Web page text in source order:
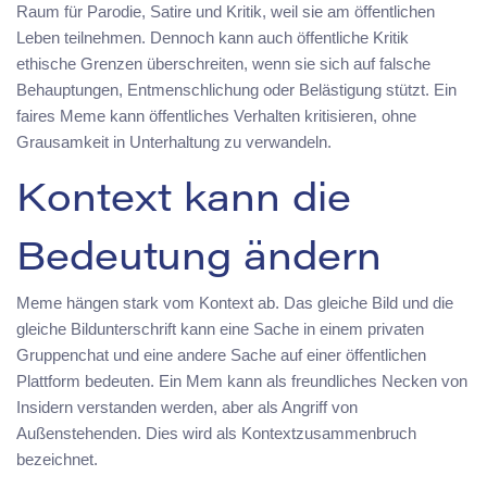
Raum für Parodie, Satire und Kritik, weil sie am öffentlichen
Leben teilnehmen. Dennoch kann auch öffentliche Kritik
ethische Grenzen überschreiten, wenn sie sich auf falsche
Behauptungen, Entmenschlichung oder Belästigung stützt. Ein
faires Meme kann öffentliches Verhalten kritisieren, ohne
Grausamkeit in Unterhaltung zu verwandeln.
Kontext kann die
Bedeutung ändern
Meme hängen stark vom Kontext ab. Das gleiche Bild und die
gleiche Bildunterschrift kann eine Sache in einem privaten
Gruppenchat und eine andere Sache auf einer öffentlichen
Plattform bedeuten. Ein Mem kann als freundliches Necken von
Insidern verstanden werden, aber als Angriff von
Außenstehenden. Dies wird als Kontextzusammenbruch
bezeichnet.